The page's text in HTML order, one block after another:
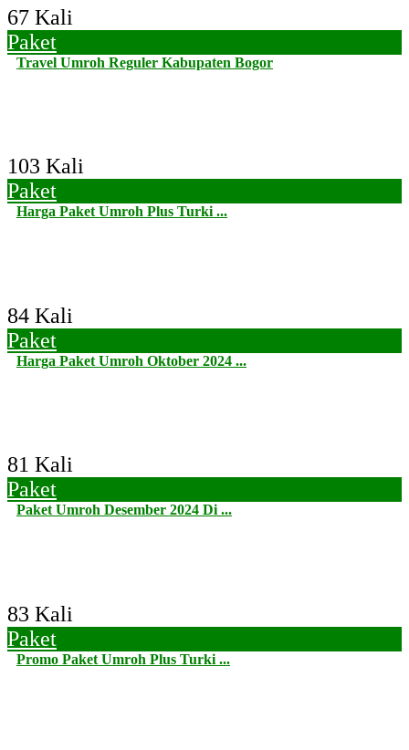
67 Kali
Paket
Travel Umroh Reguler Kabupaten Bogor
103 Kali
Paket
Harga Paket Umroh Plus Turki ...
84 Kali
Paket
Harga Paket Umroh Oktober 2024 ...
81 Kali
Paket
Paket Umroh Desember 2024 Di ...
83 Kali
Paket
Promo Paket Umroh Plus Turki ...